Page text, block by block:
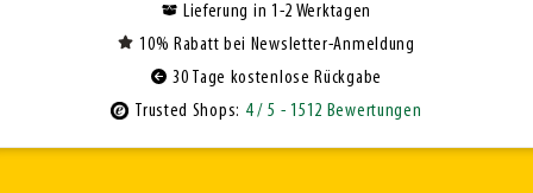
Lieferung in 1-2 Werktagen
10% Rabatt bei Newsletter-Anmeldung
30 Tage kostenlose Rückgabe
Trusted Shops: 4/ 5 - 1512 Bewertungen